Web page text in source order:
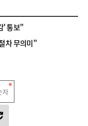
' 통보"
차 무의미"